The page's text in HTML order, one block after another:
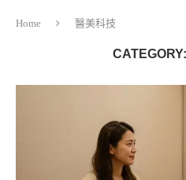
Home 醫美科技
CATEGORY: